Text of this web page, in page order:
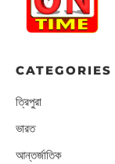
CATEGORIES
ত্রিপুরা
ভারত
আন্তর্জাতিক